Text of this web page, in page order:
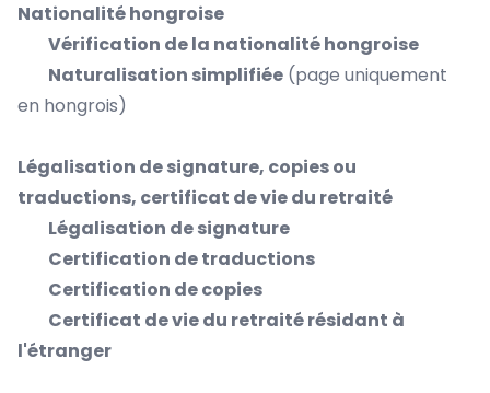
Nationalité hongroise
Vérification de la nationalité hongroise
Naturalisation simplifiée (page uniquement
en hongrois)
Légalisation de signature, copies ou
traductions, certificat de vie du retraité
Légalisation de signature
Certification de traductions
Certification de copies
Certificat de vie du retraité résidant à
l'étranger